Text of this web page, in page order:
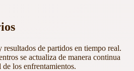
de partidos en tiempo real.
se actualiza de manera continua
los enfrentamientos.